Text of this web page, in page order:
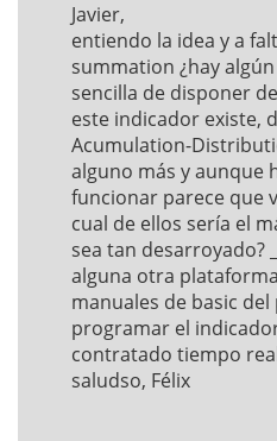
Javier,
entiendo la idea y a
summation ¿hay
sencilla de disponer
este indicador existe,
Acumulation-
alguno más y aunque
funcionar parece que
cual de ellos sería el
sea tan desarroyado?
alguna otra
manuales de basic del
programar el
contratado tiempo
saludso, Félix